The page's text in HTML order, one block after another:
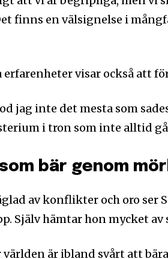
finns en välsignelse i
erfarenheter visar också att
jag inte det mesta som
i tron som inte alltid
bär genom
av konflikter och oro ser
Själv hämtar hon mycket
är ibland svårt att